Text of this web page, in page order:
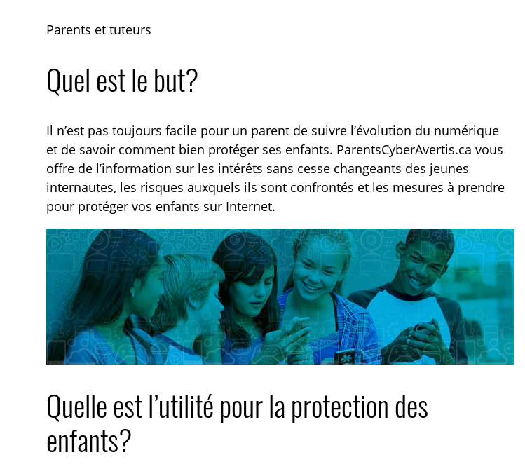
-
t
i
e
s
n
Parents et tuteurs
Quel est le but?
Il n’est pas toujours facile pour un parent de suivre l’évolution du numérique
et de savoir comment bien protéger ses enfants. ParentsCyberAvertis.ca vous
offre de l’information sur les intérêts sans cesse changeants des jeunes
internautes, les risques auxquels ils sont confrontés et les mesures à prendre
pour protéger vos enfants sur Internet.
Quelle est l’utilité pour la protection des
enfants?